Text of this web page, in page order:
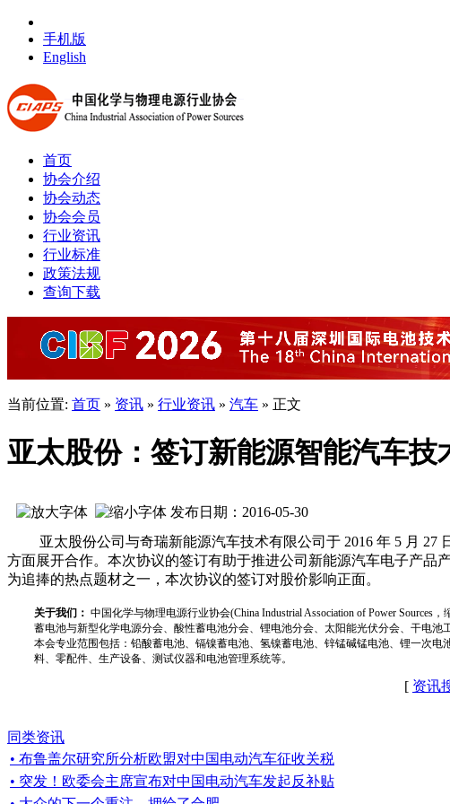
手机版
English
首页
协会介绍
协会动态
协会会员
行业资讯
行业标准
政策法规
查询下载
当前位置: 首页 » 资讯 » 行业资讯 » 汽车 » 正文
亚太股份：签订新能源智能汽车技
发布日期：2016-05-30
亚太股份公司与奇瑞新能源汽车技术有限公司于 2016 年 5 月 27
方面展开合作。本次协议的签订有助于推进公司新能源汽车电子产
为追捧的热点题材之一，本次协议的签订对股价影响正面。
关于我们： 中国化学与物理电源行业协会(China Industrial Association of Power
蓄电池与新型化学电源分会、酸性蓄电池分会、锂电池分会、太阳能光伏分会、干电
本会专业范围包括：铅酸蓄电池、镉镍蓄电池、氢镍蓄电池、锌锰碱锰电池、锂一次
料、零配件、生产设备、测试仪器和电池管理系统等。
[ 资讯
同类资讯
• 布鲁盖尔研究所分析欧盟对中国电动汽车征收关税
• 突发！欧委会主席宣布对中国电动汽车发起反补贴